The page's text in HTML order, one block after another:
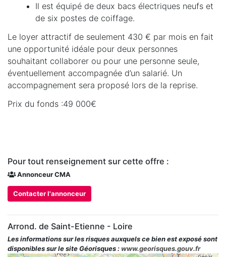
Il est équipé de deux bacs électriques neufs et
de six postes de coiffage.
Le loyer attractif de seulement 430 € par mois en fait
une opportunité idéale pour deux personnes
souhaitant collaborer ou pour une personne seule,
éventuellement accompagnée d’un salarié. Un
accompagnement sera proposé lors de la reprise.
Prix du fonds :49 000€
Pour tout renseignement sur cette offre :
Annonceur CMA
Contacter l'annonceur
Arrond. de Saint-Etienne - Loire
Les informations sur les risques auxquels ce bien est exposé sont
disponibles sur le site Géorisques : www.georisques.gouv.fr